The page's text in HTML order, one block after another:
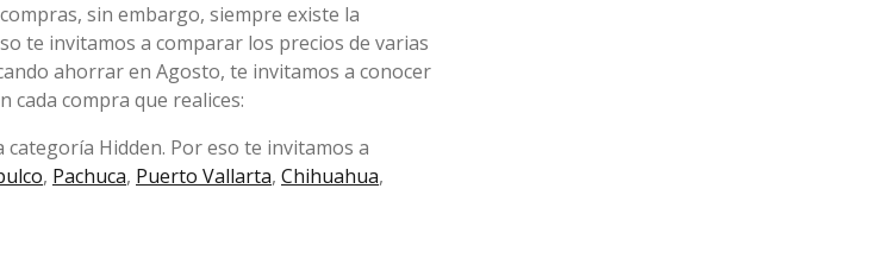
sin embargo, siempre existe la
te invitamos a comparar los precios de varias
ahorrar en Agosto, te invitamos a conocer
compra que realices:
Hidden. Por eso te invitamos a
, Pachuca, Puerto Vallarta, Chihuahua,